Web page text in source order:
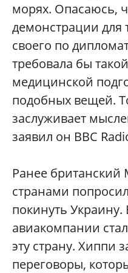
морях. Опасаюсь,
демонстрации для
своего по
требовала бы
медицинской
подобных вещей.
заслуживает
заявил он BBC
Ранее британский
странами
покинуть Украину.
авиакомпании
эту страну. Хиппи
переговоры,